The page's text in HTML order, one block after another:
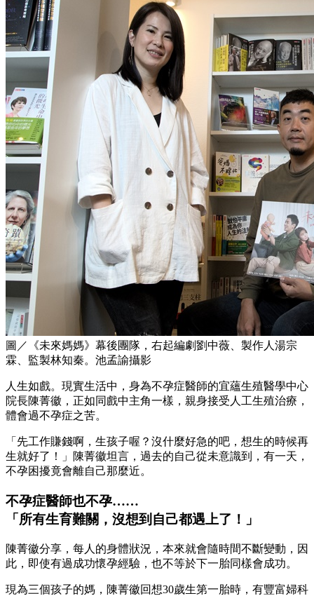
圖／《未來媽媽》幕後團隊，右起編劇劉中薇、製作人湯宗
霖、監製林知秦。池孟諭攝影
人生如戲。現實生活中，身為不孕症醫師的宜蘊生殖醫學中心
院長陳菁徽，正如同戲中主角一樣，親身接受人工生殖治療，
體會過不孕症之苦。
「先工作賺錢啊，生孩子喔？沒什麼好急的吧，想生的時候再
生就好了！」陳菁徽坦言，過去的自己從未意識到，有一天，
不孕困擾竟會離自己那麼近。
不孕症醫師也不孕……
「所有生育難關，沒想到自己都遇上了！」
陳菁徽分享，每人的身體狀況，本來就會隨時間不斷變動，因
此，即使有過成功懷孕經驗，也不等於下一胎同樣會成功。
現為三個孩子的媽，陳菁徽回想30歲生第一胎時，有豐富婦科